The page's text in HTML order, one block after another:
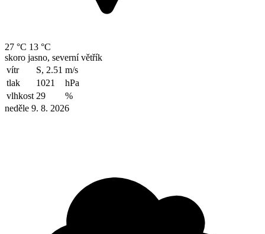
27 °C 13 °C
skoro jasno, severní větřík
vítr
S, 2.51 m/s
tlak
1021
hPa
vlhkost 29
%
neděle 9. 8. 2026